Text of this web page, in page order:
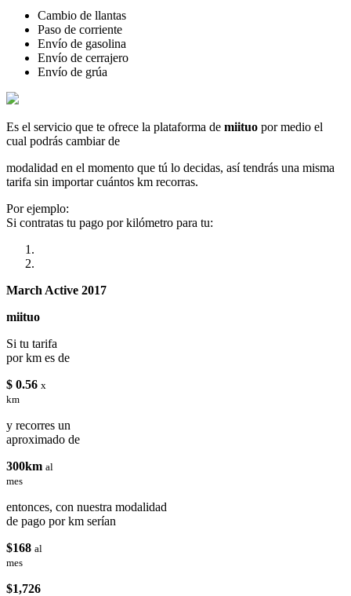
Cambio de llantas
Paso de corriente
Envío de gasolina
Envío de cerrajero
Envío de grúa
Es el servicio que te ofrece la plataforma de miituo por medio el
cual podrás cambiar de
modalidad en el momento que tú lo decidas, así tendrás una misma
tarifa sin importar cuántos km recorras.
Por ejemplo:
Si contratas tu pago por kilómetro para tu:
March Active 2017
miituo
Si tu tarifa
por km es de
$ 0.56 x
km
y recorres un
aproximado de
300km al
mes
entonces, con nuestra modalidad
de pago por km serían
$168 al
mes
$1,726